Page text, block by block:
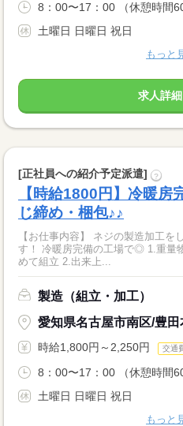
8：00〜17：00 （休憩時間
土曜日 日曜日 祝日
もっと
求人詳
[正社員への紹介予定派遣] ?
【時給1800円】冷暖房
じ締め・梱包♪♪
【お仕事内容】 ネジの製造加工を
す！ 冷暖房完備の工場で◎ 1.重量物なしのかる〜い製品のねじを締
めて組立 2.出来上...
製造（組立・加工）
愛知県名古屋市南区/豊田
時給1,800円～2,250円 交通
8：00〜17：00 （休憩時間
土曜日 日曜日 祝日
もっと